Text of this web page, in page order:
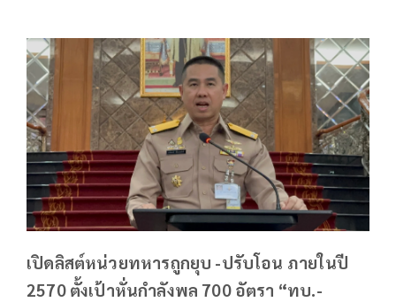
เปิดลิสต์หน่วยทหารถูกยุบ -ปรับโอน ภายในปี
2570 ตั้งเป้าหั่นกำลังพล 700 อัตรา “ทบ.-